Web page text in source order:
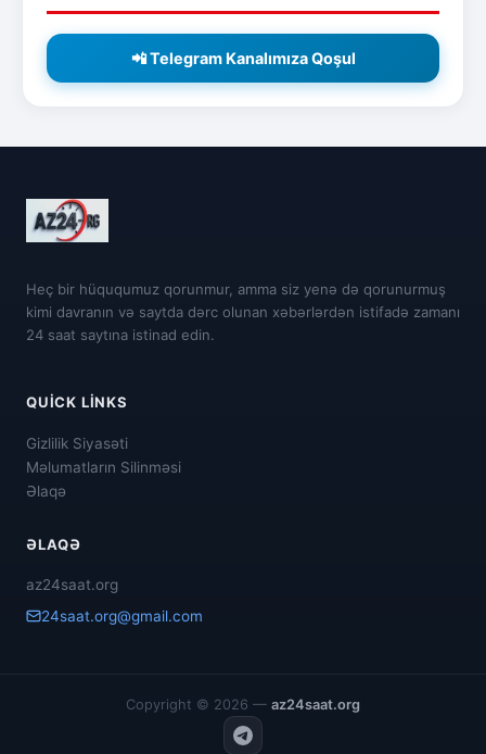
📲 Telegram Kanalımıza Qoşul
Heç bir hüququmuz qorunmur, amma siz yenə də qorunurmuş
kimi davranın və saytda dərc olunan xəbərlərdən istifadə zamanı
24 saat saytına istinad edin.
QUICK LINKS
Gizlilik Siyasəti
Məlumatların Silinməsi
Əlaqə
ƏLAQƏ
az24saat.org
24saat.org@gmail.com
Copyright © 2026 — az24saat.org